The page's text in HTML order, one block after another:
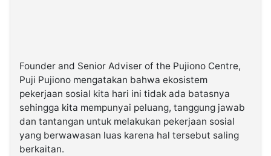
Founder and Senior Adviser of the Pujiono Centre,
Puji Pujiono mengatakan bahwa ekosistem
pekerjaan sosial kita hari ini tidak ada batasnya
sehingga kita mempunyai peluang, tanggung jawab
dan tantangan untuk melakukan pekerjaan sosial
yang berwawasan luas karena hal tersebut saling
berkaitan.